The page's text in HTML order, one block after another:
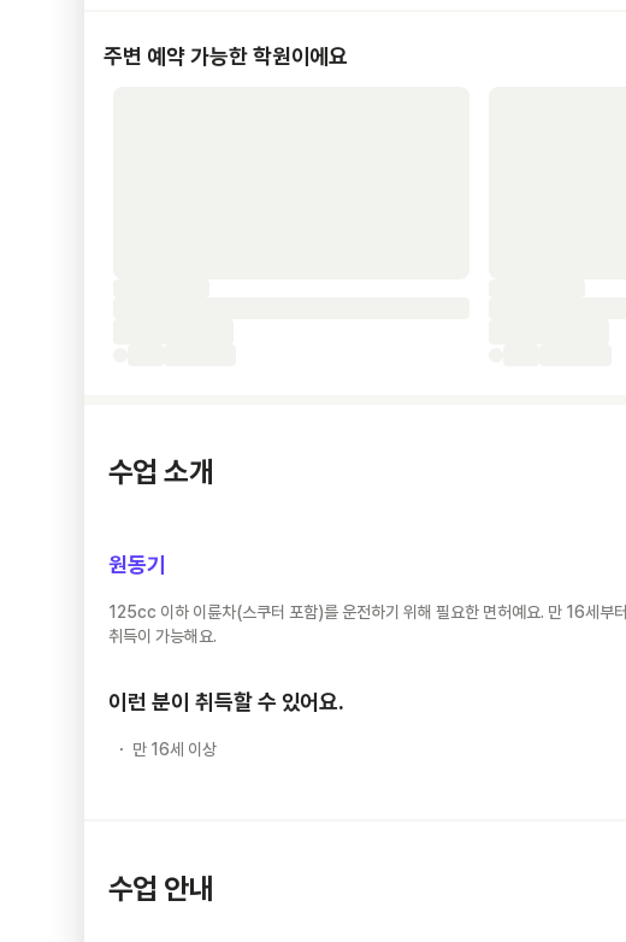
주변 예약 가능한 학원이에요
수업 소개
원동기
125cc 이하 이륜차(스쿠터 포함)를 운전하기 위해 필요한 면허예요. 만 16세부터
취득이 가능해요.
이런 분이 취득할 수 있어요.
만 16세 이상
수업 안내